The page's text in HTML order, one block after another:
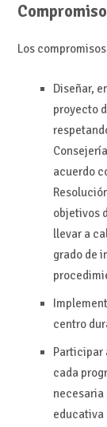
Los
Diseñar,
proyecto
acuerdo
objetivos
llevar a
grado de
centro
Participar
cada
necesaria
educativa